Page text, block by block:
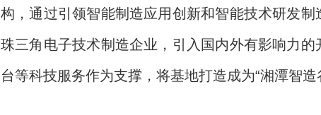
构，通过引领智能制造应用创新和智能技术研发
珠三角电子技术制造企业，引入国内外有影响力
台等科技服务作为支撑，将基地打造成为“湘潭智造